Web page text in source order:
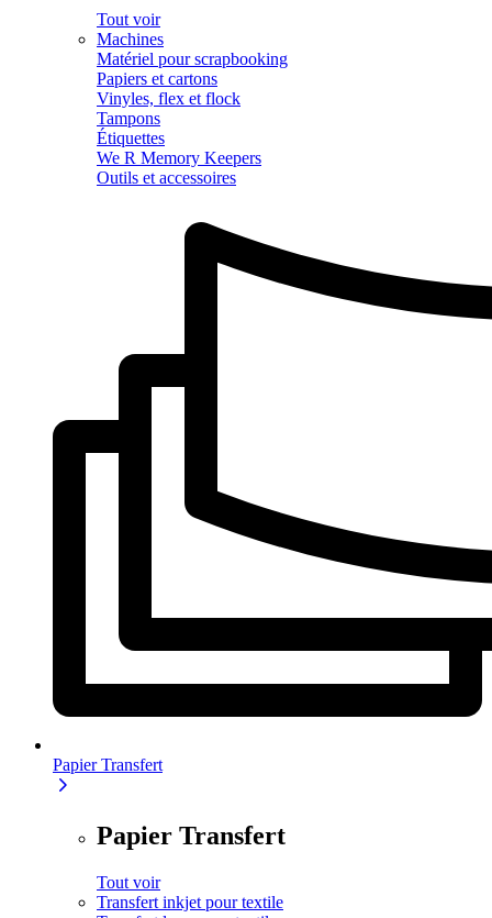
Tout voir
Machines
Matériel pour scrapbooking
Papiers et cartons
Vinyles, flex et flock
Tampons
Étiquettes
We R Memory Keepers
Outils et accessoires
Papier Transfert
Papier Transfert
Tout voir
Transfert inkjet pour textile